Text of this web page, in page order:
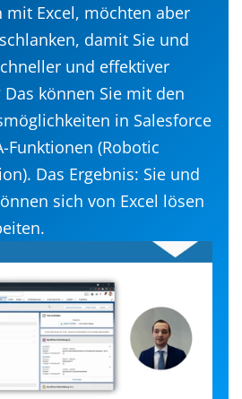
mit Excel, möchten aber
damit Sie und
und effektiver
können Sie mit den
in Salesforce
Funktionen (Robotic
Das Ergebnis: Sie und
sich von Excel lösen